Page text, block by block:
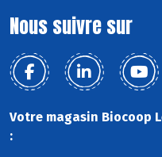
Nous suivre sur
Votre magasin Biocoop
: